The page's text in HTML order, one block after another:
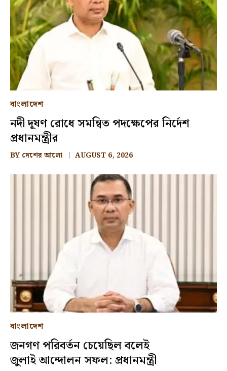
বাংলাদেশ
নদী দূষণ রোধে সমন্বিত পদক্ষেপের নির্দেশ
প্রধানমন্ত্রীর
BY দেশের আলো AUGUST 6, 2026
বাংলাদেশ
জনগণ পরিবর্তন চেয়েছিল বলেই
জুলাই আন্দোলন সফল: প্রধানমন্ত্রী